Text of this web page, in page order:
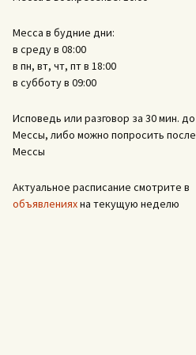
Месса в будние дни:
в среду в 08:00
в пн, вт, чт, пт в 18:00
в субботу в 09:00
Исповедь или разговор за 30 мин. до
Мессы, либо можно попросить после
Мессы
Актуальное расписание смотрите в
объявленияхна текущую неделю